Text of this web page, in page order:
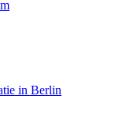
in Berlin